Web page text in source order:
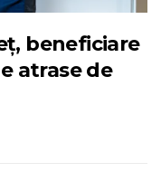
beneficiare
atrase de